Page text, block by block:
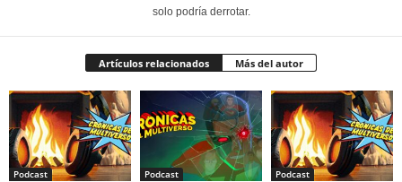
solo podría derrotar.
Artículos relacionados Más del autor
Podcast Podcast Podcast